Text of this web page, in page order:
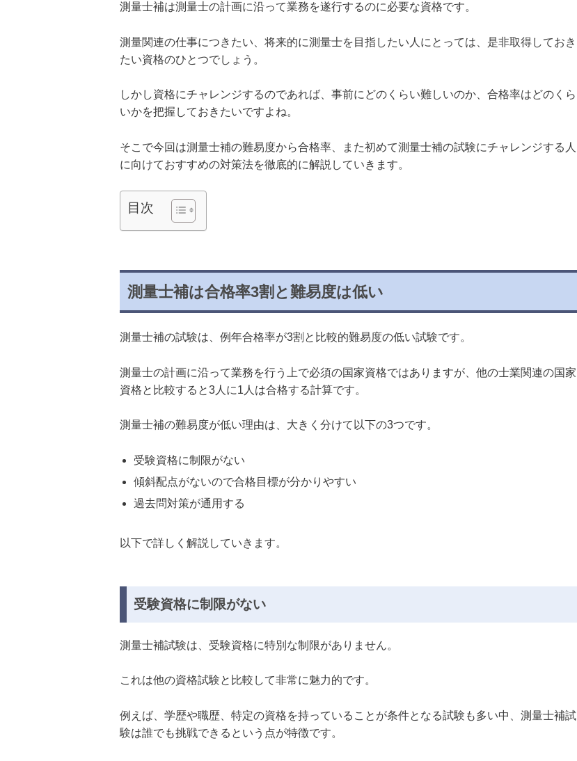
測量士補は測量士の計画に沿って業務を遂行するのに必要な資格です。
測量関連の仕事につきたい、将来的に測量士を目指したい人にとっては、是非取得しておき
たい資格のひとつでしょう。
しかし資格にチャレンジするのであれば、事前にどのくらい難しいのか、合格率はどのくら
いかを把握しておきたいですよね。
そこで今回は測量士補の難易度から合格率、また初めて測量士補の試験にチャレンジする人
に向けておすすめの対策法を徹底的に解説していきます。
目次
測量士補は合格率3割と難易度は低い
測量士補の試験は、例年合格率が3割と比較的難易度の低い試験です。
測量士の計画に沿って業務を行う上で必須の国家資格ではありますが、他の士業関連の国家
資格と比較すると3人に1人は合格する計算です。
測量士補の難易度が低い理由は、大きく分けて以下の3つです。
受験資格に制限がない
傾斜配点がないので合格目標が分かりやすい
過去問対策が通用する
以下で詳しく解説していきます。
受験資格に制限がない
測量士補試験は、受験資格に特別な制限がありません。
これは他の資格試験と比較して非常に魅力的です。
例えば、学歴や職歴、特定の資格を持っていることが条件となる試験も多い中、測量士補試
験は誰でも挑戦できるという点が特徴です。